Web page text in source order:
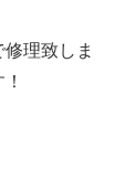
理致しま